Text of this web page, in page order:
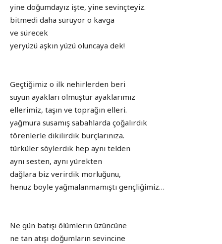
yine doğumdayız işte, yine sevinçteyiz.
bitmedi daha sürüyor o kavga
ve sürecek
yeryüzü aşkın yüzü oluncaya dek!
Geçtiğimiz o ilk nehirlerden beri
suyun ayakları olmuştur ayaklarımız
ellerimiz, taşın ve toprağın elleri.
yağmura susamış sabahlarda çoğalırdık
törenlerle dikilirdik burçlarınıza.
türküler söylerdik hep aynı telden
aynı sesten, aynı yürekten
dağlara biz verirdik morluğunu,
henüz böyle yağmalanmamıştı gençliğimiz…
Ne gün batışı ölümlerin üzüncüne
ne tan atışı doğumların sevincine